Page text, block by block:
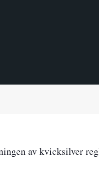
av kvicksilver